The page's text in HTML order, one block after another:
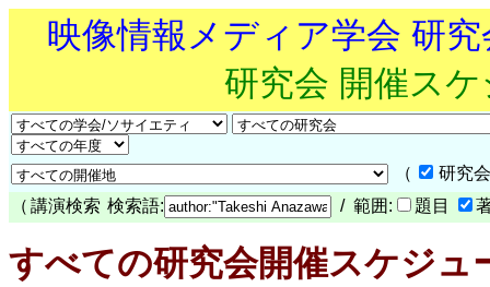
映像情報メディア学会 研
研究会 開催ス
（
研究
（ 講演検索 検索語: / 範囲: 題目
すべての研究会開催スケジュ